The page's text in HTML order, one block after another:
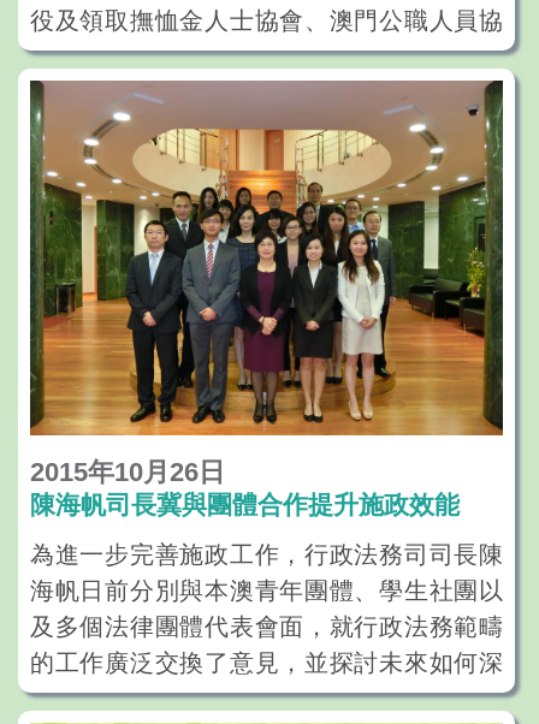
役及領取撫恤金人士協會、澳門公職人員協
會、澳門公務專業人員協會，及澳門公務華
員職工會四個公務人員團體，就制訂明年施
政報告，聽取有關優化公務人員制度和薪津
福利的意見及建議。
2015年10月26日
陳海帆司長冀與團體合作提升施政效能
為進一步完善施政工作，行政法務司司長陳
海帆日前分別與本澳青年團體、學生社團以
及多個法律團體代表會面，就行政法務範疇
的工作廣泛交換了意見，並探討未來如何深
化雙方合作的空間，使施政工作做得更好。